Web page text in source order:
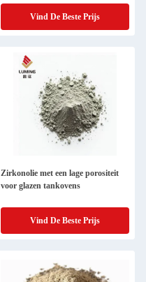
Vind De Beste Prijs
Zirkonolie met een lage porositeit
voor glazen tankovens
Vind De Beste Prijs